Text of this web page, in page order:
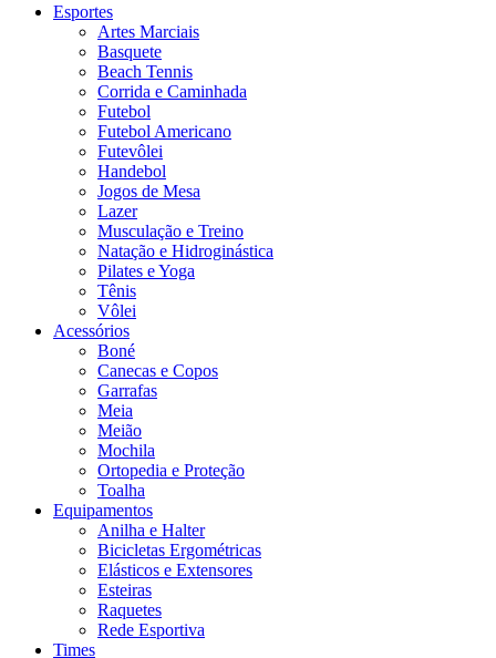
Esportes
Artes Marciais
Basquete
Beach Tennis
Corrida e Caminhada
Futebol
Futebol Americano
Futevôlei
Handebol
Jogos de Mesa
Lazer
Musculação e Treino
Natação e Hidroginástica
Pilates e Yoga
Tênis
Vôlei
Acessórios
Boné
Canecas e Copos
Garrafas
Meia
Meião
Mochila
Ortopedia e Proteção
Toalha
Equipamentos
Anilha e Halter
Bicicletas Ergométricas
Elásticos e Extensores
Esteiras
Raquetes
Rede Esportiva
Times